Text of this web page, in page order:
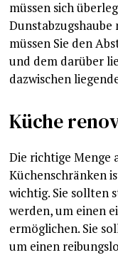
müssen sich
müssen Sie den
und dem darüber
dazwischen
Küche
Die richtige Menge
Küchenschränken
wichtig. Sie sollten
werden, um einen
ermöglichen. Sie
um einen